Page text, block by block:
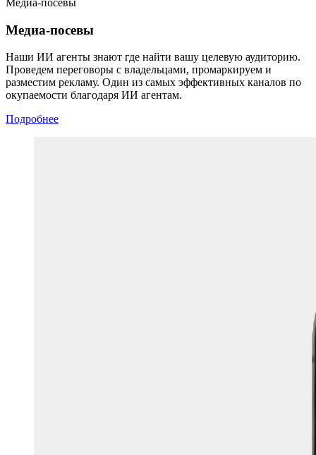
Медиа-посевы
Наши ИИ агенты знают где найти вашу целевую аудиторию.
Проведем переговоры с владельцами, промаркируем и
разместим рекламу. Один из самых эффективных каналов по
окупаемости благодаря ИИ агентам.
Подробнее